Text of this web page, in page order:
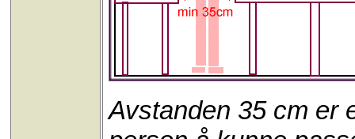
Avstanden 35 cm er